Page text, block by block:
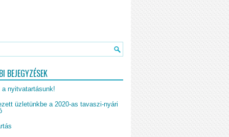
BEJEGYZÉSEK
nyitvatartásunk!
üzletünkbe a 2020-as tavaszi-nyári